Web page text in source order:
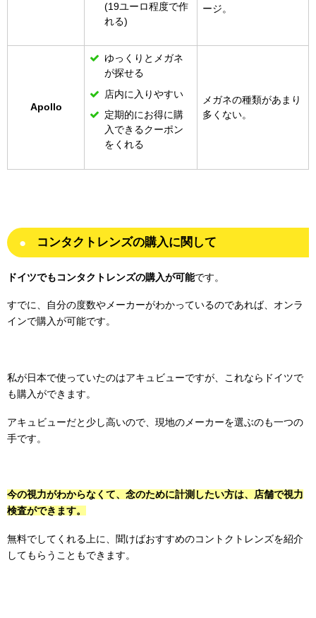
(19ユーロ程度で作
れる)
ージ。
Apollo
ゆっくりとメガネ
が探せる
店内に入りやすい
定期的にお得に購
入できるクーポン
をくれる
メガネの種類があまり
多くない。
コンタクトレンズの購入に関して
ドイツでもコンタクトレンズの購入が可能です。
すでに、自分の度数やメーカーがわかっているのであれば、オンラ
インで購入が可能です。
私が日本で使っていたのはアキュビューですが、これならドイツで
も購入ができます。
アキュビューだと少し高いので、現地のメーカーを選ぶのも一つの
手です。
今の視力がわからなくて、念のために計測したい方は、店舗で視力
検査ができます。
無料でしてくれる上に、聞けばおすすめのコントクトレンズを紹介
してもらうこともできます。